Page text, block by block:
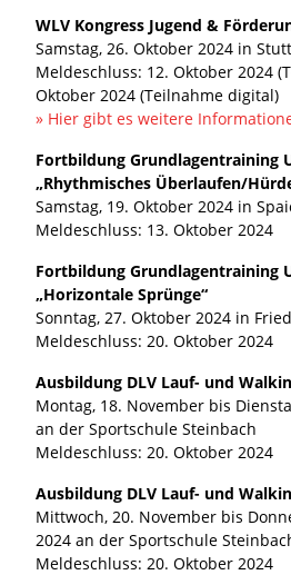
WLV Kongress Jugend &
Samstag, 26. Oktober 2024 in
Meldeschluss: 12. Oktober 2024
Oktober 2024 (Teilnahme digital)
» Hier gibt es weitere
Fortbildung Grundlagentraining
„Rhythmisches Überlaufen/
Samstag, 19. Oktober 2024 in
Meldeschluss: 13. Oktober 2024
Fortbildung Grundlagentraining
„Horizontale Sprünge“
Sonntag, 27. Oktober 2024 in
Meldeschluss: 20. Oktober 2024
Ausbildung DLV Lauf- und
Montag, 18. November bis
an der Sportschule Steinbach
Meldeschluss: 20. Oktober 2024
Ausbildung DLV Lauf- und
Mittwoch, 20. November bis
2024 an der Sportschule
Meldeschluss: 20. Oktober 2024